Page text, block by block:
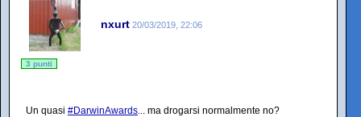
nxurt 20/03/2019, 22:06
3 punti
Un quasi #DarwinAwards... ma drogarsi normalmente no?